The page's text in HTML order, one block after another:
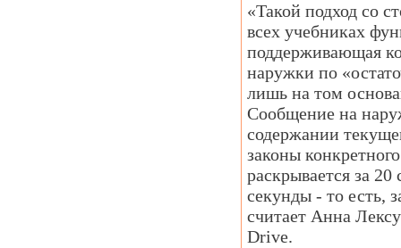
«Такой подход со
всех учебниках
поддерживающая
наружки по
лишь на том
Сообщение на
содержании
законы
раскрывается за
секунды - то есть,
считает Анна
Drive.